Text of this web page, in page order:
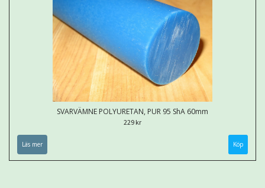
SVARVÄMNE POLYURETAN, PUR 95 ShA 60mm
229 kr
Läs mer Köp